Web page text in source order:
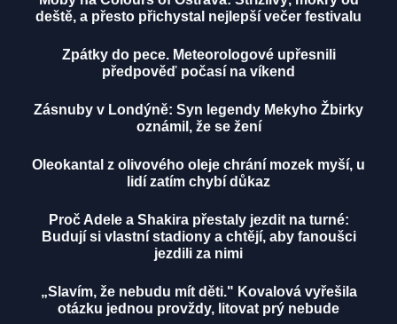
deště, a přesto přichystal nejlepší večer festivalu
Zpátky do pece. Meteorologové upřesnili
předpověď počasí na víkend
Zásnuby v Londýně: Syn legendy Mekyho Žbirky
oznámil, že se žení
Oleokantal z olivového oleje chrání mozek myší, u
lidí zatím chybí důkaz
Proč Adele a Shakira přestaly jezdit na turné:
Budují si vlastní stadiony a chtějí, aby fanoušci
jezdili za nimi
„Slavím, že nebudu mít děti." Kovalová vyřešila
otázku jednou provždy, litovat prý nebude